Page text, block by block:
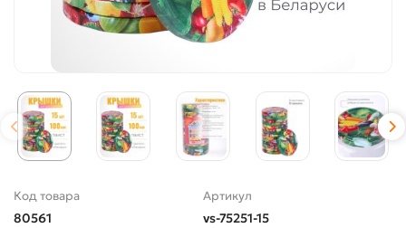
Код товара
80561
Артикул
vs-75251-15